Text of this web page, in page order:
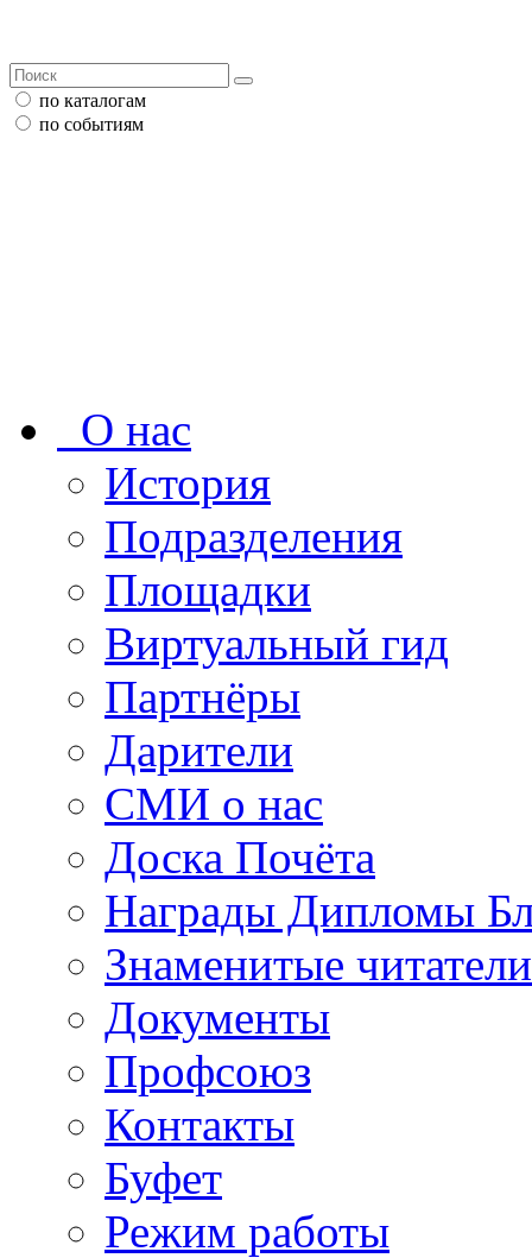
по каталогам
по событиям
О нас
История
Подразделения
Площадки
Виртуальный гид
Партнёры
Дарители
СМИ о нас
Доска Почёта
Награды Дипломы
Знаменитые
Документы
Профсоюз
Контакты
Буфет
Режим работы